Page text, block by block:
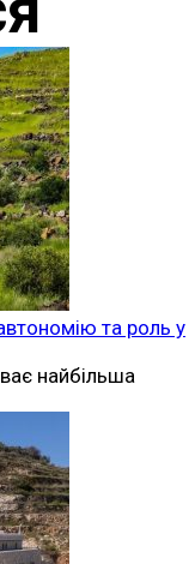
та роль у
найбільша